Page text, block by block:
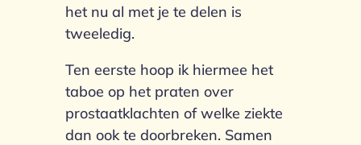
het nu al met je te delen is
tweeledig.
Ten eerste hoop ik hiermee het
taboe op het praten over
prostaatklachten of welke ziekte
dan ook te doorbreken. Samen